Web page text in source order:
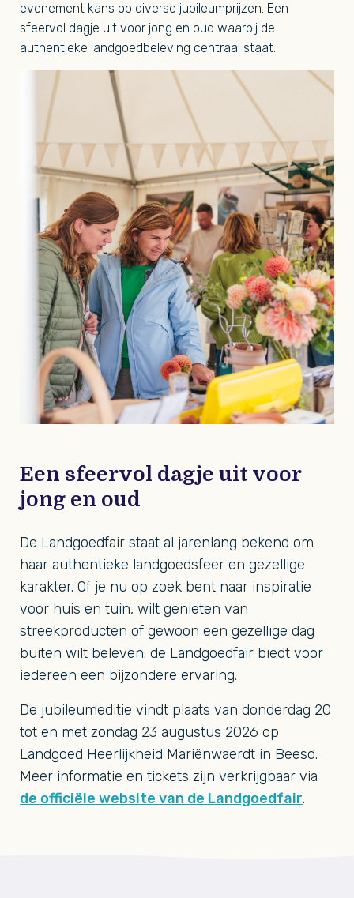
evenement kans op diverse jubileumprijzen. Een
sfeervol dagje uit voor jong en oud waarbij de
authentieke landgoedbeleving centraal staat.
Een sfeervol dagje uit voor
jong en oud
De Landgoedfair staat al jarenlang bekend om
haar authentieke landgoedsfeer en gezellige
karakter. Of je nu op zoek bent naar inspiratie
voor huis en tuin, wilt genieten van
streekproducten of gewoon een gezellige dag
buiten wilt beleven: de Landgoedfair biedt voor
iedereen een bijzondere ervaring.
De jubileumeditie vindt plaats van donderdag 20
tot en met zondag 23 augustus 2026 op
Landgoed Heerlijkheid Mariënwaerdt in Beesd.
Meer informatie en tickets zijn verkrijgbaar via
de officiële website van de Landgoedfair.